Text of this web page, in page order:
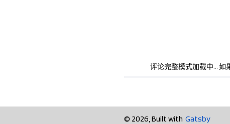
评论完整模式加载中... 如
© 2026, Built with Gatsby